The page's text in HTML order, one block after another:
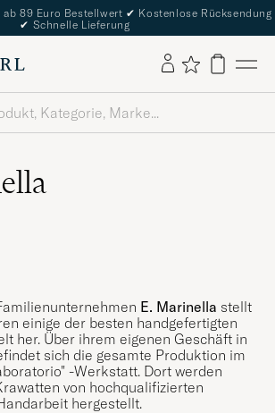
89 Euro Bestellwert ✔ Kostenlose Rücksendung
✔ Schnelle Lieferung
E. Marinella stellt
einige der besten handgefertigten
her. Über ihrem eigenen Geschäft in
sich die gesamte Produktion im
-Werkstatt. Dort werden
von hochqualifizierten
hergestellt.